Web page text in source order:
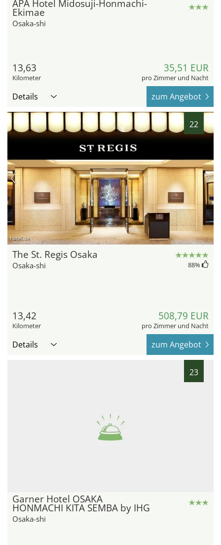
APA Hotel Midosuji-Honmachi-
Ekimae
Osaka-shi
13,63
Kilometer
35,51 EUR
pro Zimmer und Nacht
Details zum Angebot
22
hotel.de
The St. Regis Osaka
Osaka-shi 88%
13,42
Kilometer
508,79 EUR
pro Zimmer und Nacht
Details zum Angebot
23
Garner Hotel OSAKA
HONMACHI KITA SEMBA by IHG
Osaka-shi